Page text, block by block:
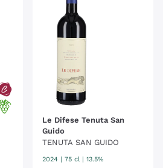
Le Difese Tenuta San
Guido
TENUTA SAN GUIDO
2024 | 75 cl | 13.5%